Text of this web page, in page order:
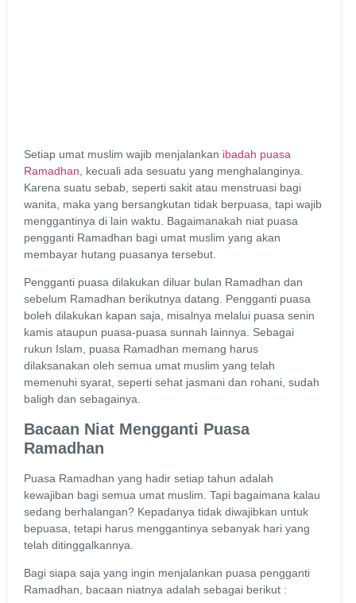
Setiap umat muslim wajib menjalankan ibadah puasa
Ramadhan , kecuali ada sesuatu yang menghalanginya.
Karena suatu sebab, seperti sakit atau menstruasi bagi
wanita, maka yang bersangkutan tidak berpuasa, tapi wajib
menggantinya di lain waktu. Bagaimanakah niat puasa
pengganti Ramadhan bagi umat muslim yang akan
membayar hutang puasanya tersebut.
Pengganti puasa dilakukan diluar bulan Ramadhan dan
sebelum Ramadhan berikutnya datang. Pengganti puasa
boleh dilakukan kapan saja, misalnya melalui puasa senin
kamis ataupun puasa-puasa sunnah lainnya. Sebagai
rukun Islam, puasa Ramadhan memang harus
dilaksanakan oleh semua umat muslim yang telah
memenuhi syarat, seperti sehat jasmani dan rohani, sudah
baligh dan sebagainya.
Bacaan Niat Mengganti Puasa
Ramadhan
Puasa Ramadhan yang hadir setiap tahun adalah
kewajiban bagi semua umat muslim. Tapi bagaimana kalau
sedang berhalangan? Kepadanya tidak diwajibkan untuk
bepuasa, tetapi harus menggantinya sebanyak hari yang
telah ditinggalkannya.
Bagi siapa saja yang ingin menjalankan puasa pengganti
Ramadhan, bacaan niatnya adalah sebagai berikut :